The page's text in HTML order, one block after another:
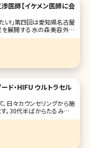
医師【イケメン医師に会
い!」第四回は愛知県名古屋
展開する水の森美容外科
じめとし
んどを提供し、水の森美容
ニックで施術をされていま
ド・HIFU ウルトラセル
日々カウンセリングから施
。30代半ばからたるみやた
なりだす方が多く、一度の
で長期間かかる根気のいる